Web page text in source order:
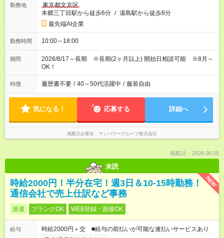
勤務地
東京都文京区
本郷三丁目駅から徒歩6分 / 湯島駅から徒歩8分
最先端AI企業
勤務時間 10:00～18:00
期間
2026/8/17～長期 ※長期(2ヶ月以上) 開始日相談可能 ※8月～
OK！
特徴 履歴書不要 / 40～50代活躍中 / 服装自由
気になる！ 応募する 詳細へ
掲載元企業名 マンパワーグループ株式会社
掲載日：2026.08.05
未読
NEW
時給2000円！半分在宅！週3日＆10-15時勤務！
通信会社で売上仕訳など事務
派遣 ブランクOK WEB登録・面接OK
給与
時給2000円＋交 ■給与の前払いが可能な速払いサービスあり